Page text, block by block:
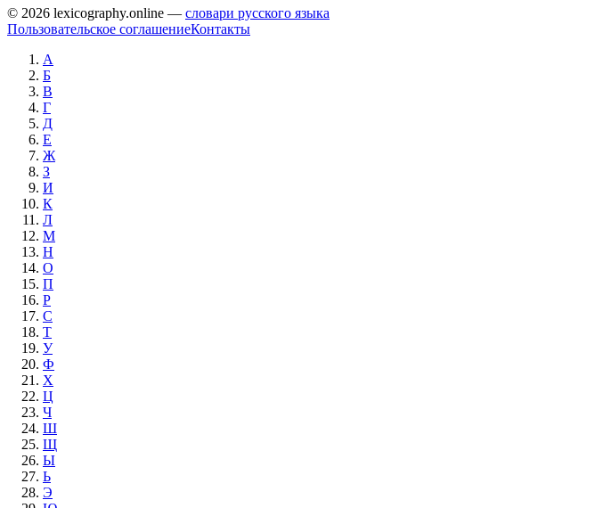
© 2026 lexicography.online — словари русского языка
Пользовательское соглашениеКонтакты
А
Б
В
Г
Д
Е
Ж
З
И
К
Л
М
Н
О
П
Р
С
Т
У
Ф
Х
Ц
Ч
Ш
Щ
Ы
Ь
Э